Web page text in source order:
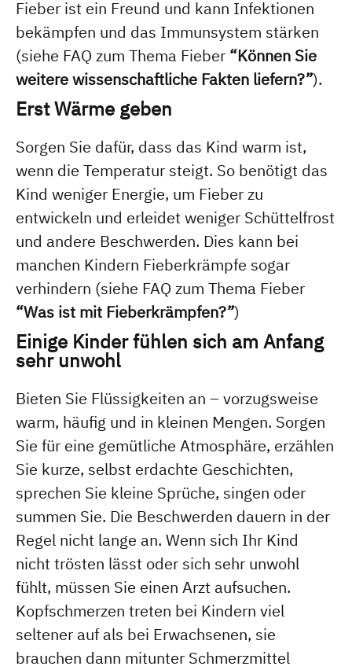
Fieber ist ein Freund und kann Infektionen
bekämpfen und das Immunsystem stärken
(siehe FAQ zum Thema Fieber “Können Sie
weitere wissenschaftliche Fakten liefern?”).
Erst Wärme geben
Sorgen Sie dafür, dass das Kind warm ist,
wenn die Temperatur steigt. So benötigt das
Kind weniger Energie, um Fieber zu
entwickeln und erleidet weniger Schüttelfrost
und andere Beschwerden. Dies kann bei
manchen Kindern Fieberkrämpfe sogar
verhindern (siehe FAQ zum Thema Fieber
“Was ist mit Fieberkrämpfen?”)
Einige Kinder fühlen sich am Anfang
sehr unwohl
Bieten Sie Flüssigkeiten an – vorzugsweise
warm, häufig und in kleinen Mengen. Sorgen
Sie für eine gemütliche Atmosphäre, erzählen
Sie kurze, selbst erdachte Geschichten,
sprechen Sie kleine Sprüche, singen oder
summen Sie. Die Beschwerden dauern in der
Regel nicht lange an. Wenn sich Ihr Kind
nicht trösten lässt oder sich sehr unwohl
fühlt, müssen Sie einen Arzt aufsuchen.
Kopfschmerzen treten bei Kindern viel
seltener auf als bei Erwachsenen, sie
brauchen dann mitunter Schmerzmittel